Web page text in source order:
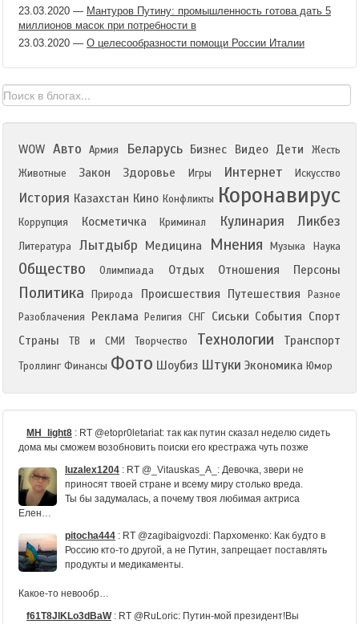
23.03.2020 — Мантуров Путину: промышленность готова дать 5
миллионов масок при потребности в
23.03.2020 — О целесообразности помощи России Италии
WOW Авто Армия Беларусь Бизнес Видео Дети
Жесть
Животные
Закон Здоровье Игры Интернет Искусство
История Казахстан Кино Конфликты Коронавирус
Коррупция Косметичка Криминал Кулинария Ликбез
Литература Лытдыбр Медицина Мнения Музыка Наука
Общество Олимпиада Отдых Отношения Персоны
Политика Природа Происшествия Путешествия
Разное
Разоблачения
Реклама Религия СНГ Сиськи События Спорт
Страны
ТВ и СМИ Творчество Технологии Транспорт
Троллинг Финансы Фото Шоубиз Штуки Экономика Юмор
MH_light8 : RT @etopr0letariat: так как путин сказал неделю сидеть
дома мы сможем возобновить поиски его крестража чуть позже
luzalex1204 : RT @_Vitauskas_A_: Девочка, звери не
приносят твоей стране и всему миру столько вреда.
Ты бы задумалась, а почему твоя любимая актриса
Елен…
pitocha444 : RT @zagibaigvozdi: Пархоменко: Как будто в
Россию кто-то другой, а не Путин, запрещает поставлять
продукты и медикаменты.
Какое-то невообр…
f61T8JlKLo3dBaW: RT @RuLoric: Путин-мой президент!Вы